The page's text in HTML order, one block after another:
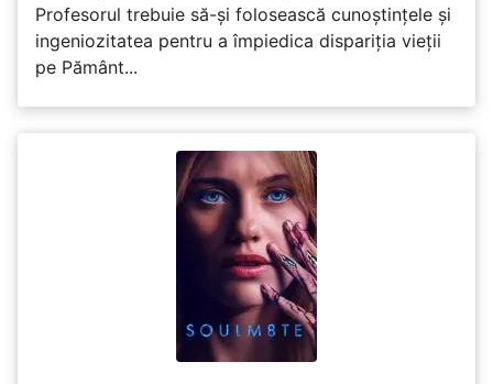
Profesorul trebuie să-și folosească cunoștințele și
ingeniozitatea pentru a împiedica dispariția vieții
pe Pământ...